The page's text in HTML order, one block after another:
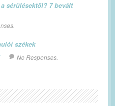
sérülésektől? 7 bevált
székek
No Responses.